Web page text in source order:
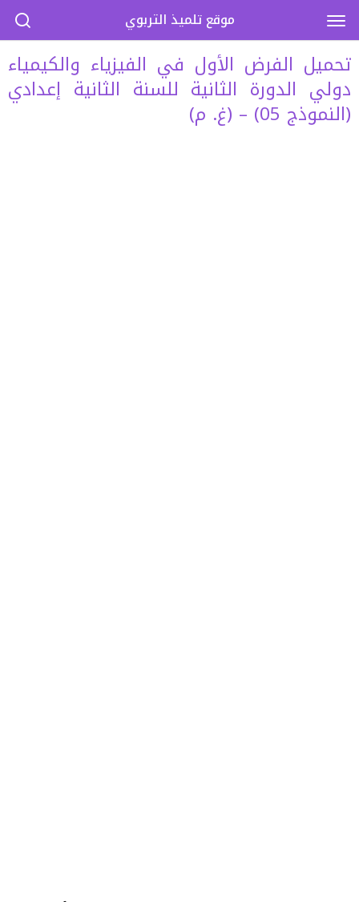
تحميل الفرض الأول في الفيزياء والكيمياء
دولي الدورة الثانية للسنة الثانية إعدادي
(النموذج 05) – (غ. م)
موقع تلميذ التربوي